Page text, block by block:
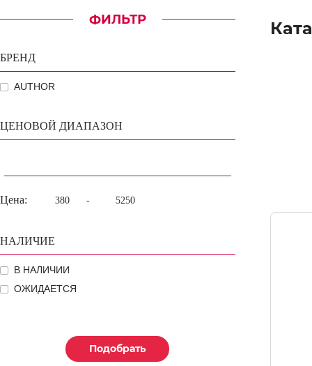
ФИЛЬТР
БРЕНД
AUTHOR
ЦЕНОВОЙ ДИАПАЗОН
Цена: -
НАЛИЧИЕ
В НАЛИЧИИ
ОЖИДАЕТСЯ
Подобрать
Подобрать
Подобрать